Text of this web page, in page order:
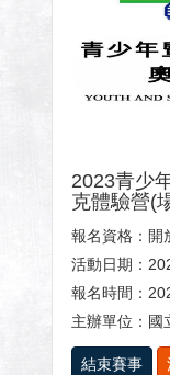
2023青少
克體驗營(
報名資格：開
活動日期：
報名時間：
主辦單位：國立屏東
結束賽事